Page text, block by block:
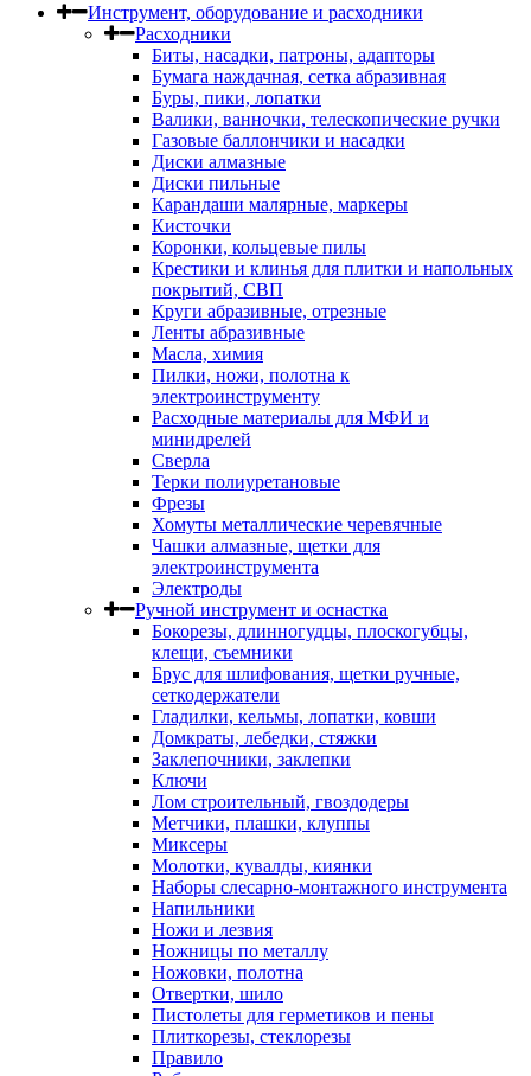
Инструмент, оборудование и расходники
Расходники
Биты, насадки, патроны, адапторы
Бумага наждачная, сетка абразивная
Буры, пики, лопатки
Валики, ванночки, телескопические ручки
Газовые баллончики и насадки
Диски алмазные
Диски пильные
Карандаши малярные, маркеры
Кисточки
Коронки, кольцевые пилы
Крестики и клинья для плитки и напольных
покрытий, СВП
Круги абразивные, отрезные
Ленты абразивные
Масла, химия
Пилки, ножи, полотна к
электроинструменту
Расходные материалы для МФИ и
минидрелей
Сверла
Терки полиуретановые
Фрезы
Хомуты металлические черевячные
Чашки алмазные, щетки для
электроинструмента
Электроды
Ручной инструмент и оснастка
Бокорезы, длинногудцы, плоскогубцы,
клещи, съемники
Брус для шлифования, щетки ручные,
сеткодержатели
Гладилки, кельмы, лопатки, ковши
Домкраты, лебедки, стяжки
Заклепочники, заклепки
Ключи
Лом строительный, гвоздодеры
Метчики, плашки, клуппы
Миксеры
Молотки, кувалды, киянки
Наборы слесарно-монтажного инструмента
Напильники
Ножи и лезвия
Ножницы по металлу
Ножовки, полотна
Отвертки, шило
Пистолеты для герметиков и пены
Плиткорезы, стеклорезы
Правило